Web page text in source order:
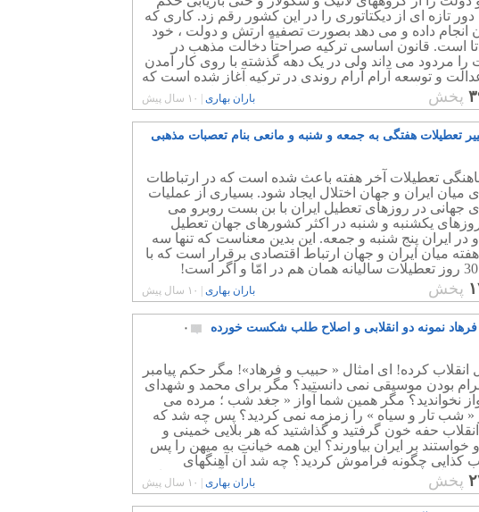
دور تازه ای از دیکتاتوری را در این کشور رقم زد. کاری که
انجام داده و می دهد بصورت تصفیه ارتش و دولت ، خود
است. قانون اساسی ترکیه صراحتاً دخالت مذهب در
مردود می داند ولی در یک دهه گذشته با روی کار آمدن
و توسعه آرام آرام روندی در ترکیه آغاز شده است که
شدن بافت حکومت و حتی ارتش انجامیده است.
پخش باران بهاری ۱۰ سال پیش
تعطیلات هفتگی به جمعه و شنبه و مانعی بنام تعصبات مذهبی
تعطیلات آخر هفته باعث شده است که در ارتباطات
میان ایران و جهان اختلال ایجاد شود. بسیاری از عملیات
جهانی در روزهای تعطیل ایران با بن بست روبرو می
یکشنبه و شنبه در اکثر کشورهای جهان تعطیل
در ایران پنج شنبه و جمعه. این بدین معناست که تنها سه
میان ایران و جهان ارتباط اقتصادی برقرار است که با
پخش باران بهاری ۱۰ سال پیش
نمونه دو انقلابی و اصلاح طلب شکست خورده ۰
انقلاب کرده! ای امثال « حبیب و فرهاد»! مگر حکم پیامبر
بودن موسیقی نمی دانستید؟ مگر برای محمد و شهدای
نخواندید؟ مگر همین شما آواز « جغد شب ؛ مرده می
« شب تار و سیاه » را زمزمه نمی کردید؟ پس چه شد که
حفه خون گرفتید و گذاشتید که هر بلایی خمینی و
خواستند بر ایران بیاورند؟ این همه خیانت به میهن را پس
کذایی چگونه فراموش کردید؟ چه شد آن آهنگهای
تفاوت شما با زنده یاد فرخزاد چیست که آزاده از دنیا
هنوز در گور می جوشد.
پخش باران بهاری ۱۰ سال پیش